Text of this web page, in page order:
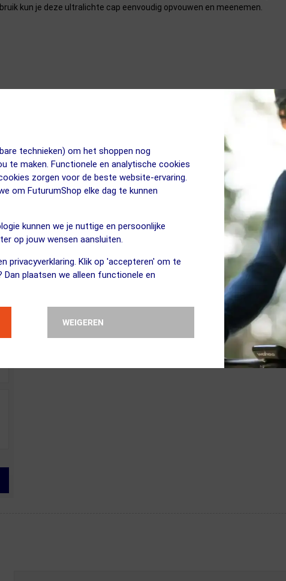
technieken) om het shoppen nog
te maken. Functionele en analytische cookies
zorgen voor de beste website-ervaring.
om FuturumShop elke dag te kunnen
kunnen we je nuttige en persoonlijke
op jouw wensen aansluiten.
privacyverklaring. Klik op 'accepteren' om te
Dan plaatsen we alleen functionele en
WEIGEREN
kun je deze ultralichte cap eenvoudig opvouwen en meenemen.
54% gerecycled polyester